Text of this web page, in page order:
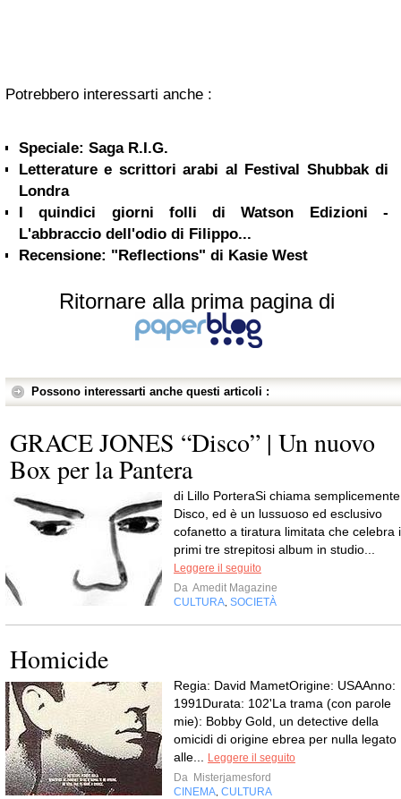
Potrebbero interessarti anche :
Speciale: Saga R.I.G.
Letterature e scrittori arabi al Festival Shubbak di
Londra
I quindici giorni folli di Watson Edizioni -
L'abbraccio dell'odio di Filippo...
Recensione: "Reflections" di Kasie West
Ritornare alla prima pagina di
Possono interessarti anche questi articoli :
GRACE JONES “Disco” | Un nuovo
Box per la Pantera
di Lillo PorteraSi chiama semplicemente
Disco, ed è un lussuoso ed esclusivo
cofanetto a tiratura limitata che celebra i
primi tre strepitosi album in studio...
Leggere il seguito
Da Amedit Magazine
CULTURA SOCIETÀ
Homicide
Regia: David MametOrigine: USAAnno:
1991Durata: 102'La trama (con parole
mie): Bobby Gold, un detective della
omicidi di origine ebrea per nulla legato
alle...
Leggere il seguito
Da Misterjamesford
CINEMA CULTURA